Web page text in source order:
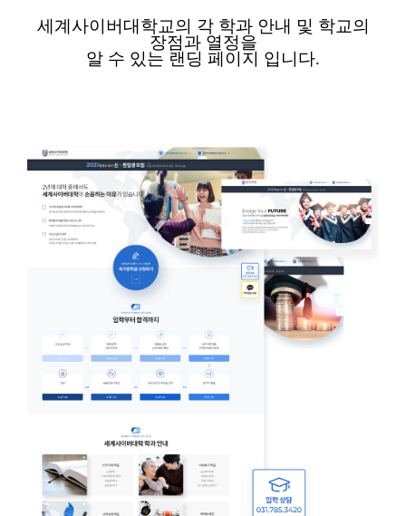
세계사이버대학교의 각 학과 안내 및 학교의
장점과 열정을
알 수 있는 랜딩 페이지 입니다.